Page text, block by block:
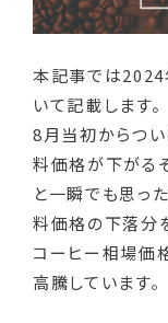
本記事では2024
いて記載します。
8月当初からつい
料価格が下がる
と一瞬でも思っ
料価格の下落分
コーヒー相場価
高騰しています。